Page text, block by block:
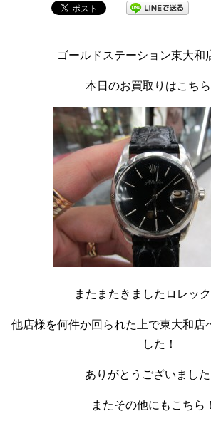
ゴールドステーション東大和
本日のお買取りはこちら
またまたきましたロレック
他店様を何件か回られた上で東大和店
した！
ありがとうございまし
またその他にもこちら